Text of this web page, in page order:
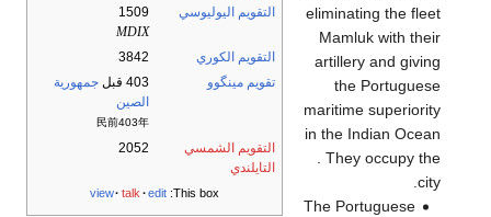
التقويم اليوليوسي
1509
MDIX
التقويم الكوري
3842
تقويم مينگوو
403 قبل
جمهورية
الصين
民前403年
التقويم الشمسي
التايلندي
2052
This box:
view talk edit
eliminating the fleet
Mamluk with their
artillery and giving
the Portuguese
maritime superiority
in the Indian Ocean
. They occupy the
city.
The Portuguese